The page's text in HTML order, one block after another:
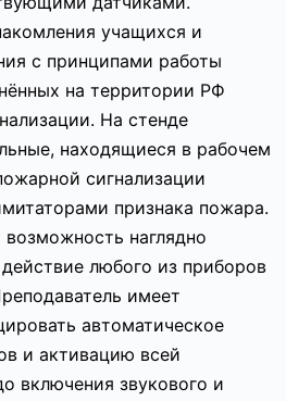
учащихся и
с принципами работы
на территории РФ
На стенде
находящиеся в рабочем
сигнализации
признака пожара.
наглядно
любого из приборов
имеет
автоматическое
и активацию всей
включения звукового и